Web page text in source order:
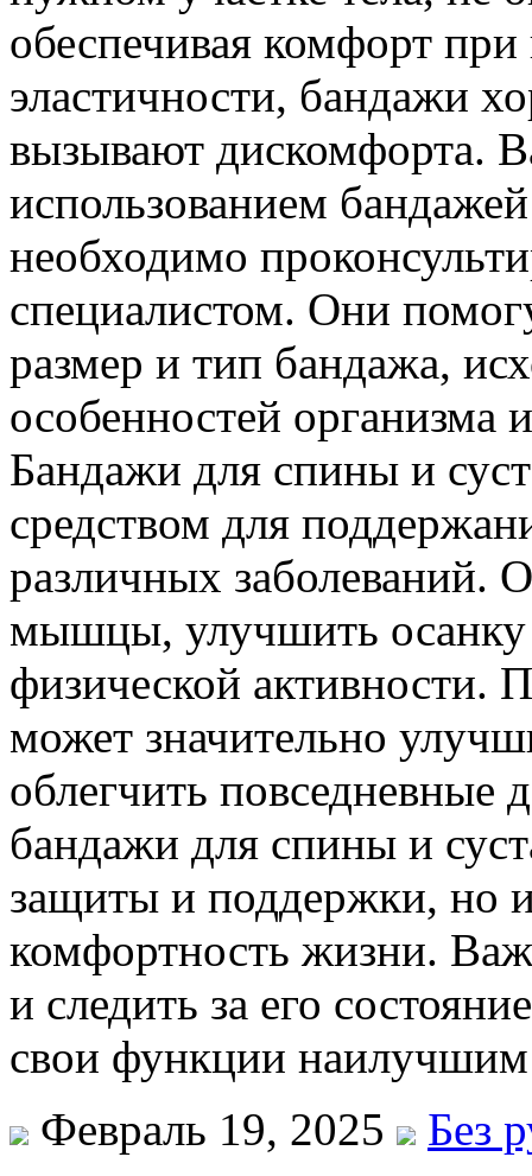
обеспечивая комфорт
эластичности, бандажи
вызывают дискомфорта.
использованием
необходимо
специалистом. Они
размер и тип бандажа,
особенностей организма
Бандажи для спины и
средством для
различных заболеваний.
мышцы, улучшить осанку
физической активности.
может значительно
облегчить повседневные
бандажи для спины и
защиты и поддержки, но
комфортность жизни.
и следить за его
свои функции
Февраль 19, 2025
Без